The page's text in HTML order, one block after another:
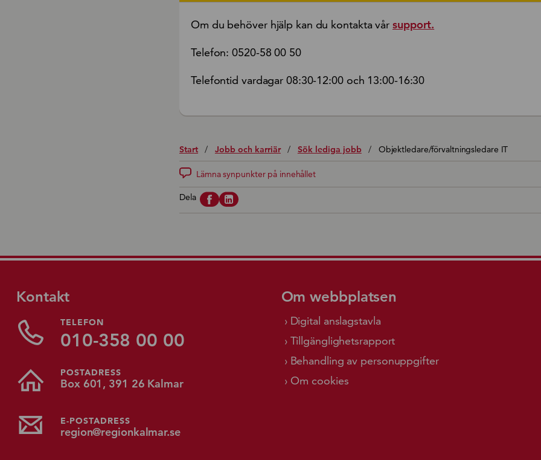
Om du behöver hjälp kan du kontakta vår support.
Telefon: 0520-58 00 50
Telefontid vardagar 08:30-12:00 och 13:00-16:30
Start / Jobb och karriär / Sök lediga jobb / Objektledare/förvaltningsledare IT
Lämna synpunkter på innehållet
Dela
Kontakt
TELEFON
010-358 00 00
POSTADRESS
Box 601, 391 26 Kalmar
E-POSTADRESS
region@regionkalmar.se
Om webbplatsen
Digital anslagstavla
Tillgänglighetsrapport
Behandling av personuppgifter
Om cookies